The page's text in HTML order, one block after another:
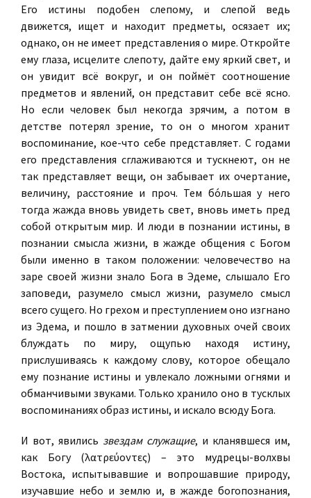
Его истины подобен слепому, и слепой ведь
движется, ищет и находит предметы, осязает их;
однако, он не имеет представления о мире. Откройте
ему глаза, исцелите слепоту, дайте ему яркий свет, и
он увидит всё вокруг, и он поймёт соотношение
предметов и явлений, он представит себе всё ясно.
Но если человек был некогда зрячим, а потом в
детстве потерял зрение, то он о многом хранит
воспоминание, кое-что себе представляет. С годами
его представления сглаживаются и тускнеют, он не
так представляет вещи, он забывает их очертание,
величину, расстояние и проч. Тем бо́льшая у него
тогда жажда вновь увидеть свет, вновь иметь пред
собой открытым мир. И люди в познании истины, в
познании смысла жизни, в жажде общения с Богом
были именно в таком положении: человечество на
заре своей жизни знало Бога в Эдеме, слышало Его
заповеди, разумело смысл жизни, разумело смысл
всего сущего. Но грехом и преступлением оно изгнано
из Эдема, и пошло в затмении духовных очей своих
блуждать по миру, ощупью находя истину,
прислушиваясь к каждому слову, которое обещало
ему познание истины и увлекало ложными огнями и
обманчивыми звуками. Только хранило оно в тусклых
воспоминаниях образ истины, и искало всюду Бога.
И вот, явились звездам служащие, и кланявшеся им,
как Богу (λατρεύοντες) – это мудрецы-волхвы
Востока, испытывавшие и вопрошавшие природу,
изучавшие небо и землю и, в жажде богопознания,